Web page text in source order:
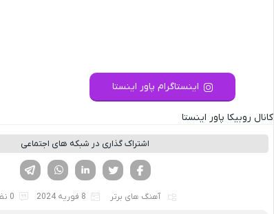
اینستاگرام پاور اینستا
کانال روبیکا پاور اینستا
اشتراک گذاری در شبکه های اجتماعی
لینکدین تویتر
فیسوک
آهنگ های برتر 8 فوریه 2024 0 نظر